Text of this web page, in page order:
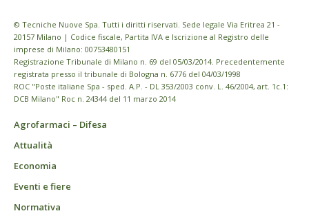
© Tecniche Nuove Spa. Tutti i diritti riservati. Sede legale Via Eritrea 21 -
20157 Milano | Codice fiscale, Partita IVA e Iscrizione al Registro delle
imprese di Milano: 00753480151
Registrazione Tribunale di Milano n. 69 del 05/03/2014. Precedentemente
registrata presso il tribunale di Bologna n. 6776 del 04/03/1998
ROC "Poste italiane Spa - sped. A.P. - DL 353/2003 conv. L. 46/2004, art. 1c.1:
DCB Milano" Roc n. 24344 del 11 marzo 2014
Agrofarmaci – Difesa
Attualità
Economia
Eventi e fiere
Normativa